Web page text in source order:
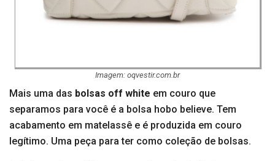
Imagem: oqvestir.com.br
Mais uma das bolsas off white em couro que
separamos para você é a bolsa hobo believe. Tem
acabamento em matelassê e é produzida em couro
legítimo. Uma peça para ter como coleção de bolsas.